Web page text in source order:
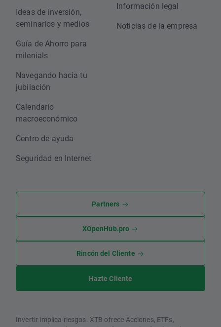
Ideas de inversión,
seminarios y medios
Guía de Ahorro para
milenials
Navegando hacia tu
jubilación
Calendario
macroeconómico
Centro de ayuda
Seguridad en Internet
Información legal
Noticias de la empresa
Partners
XOpenHub.pro
Rincón del Cliente
Hazte Cliente
Invertir implica riesgos. XTB ofrece Acciones, ETFs,